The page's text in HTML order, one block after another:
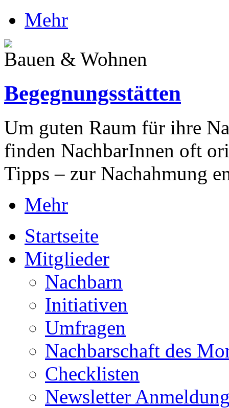
Mehr
Bauen & Wohnen
Begegnungsstätten
Um guten Raum für ihre
finden NachbarInnen oft
Tipps – zur Nachahmung
Mehr
Startseite
Mitglieder
Nachbarn
Initiativen
Umfragen
Nachbarschaft des
Checklisten
Newsletter